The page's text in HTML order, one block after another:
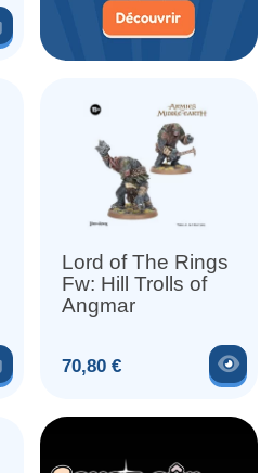
Ajouter au panier
Ajouter au panier
Lord of The Rings
Fw: Hill Trolls of
Angmar
Prix
70,80 €